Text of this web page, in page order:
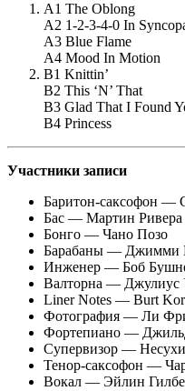
A1 The Oblong
A2 1-2-3-4-0 In
A3 Blue Flame
A4 Mood In Motion
B1 Knittin’
B2 This ‘N’ That
B3 Glad That I Found
B4 Princess
Участники записи
Баритон-саксофон —
Бас — Мартин Ривера
Бонго — Чано Позо
Барабаны — Джимми
Инженер — Боб
Валторна — Джулиус
Liner Notes — Burt
Фотография — Ли
Фортепиано —
Супервизор —
Тенор-саксофон —
Вокал — Эйлин